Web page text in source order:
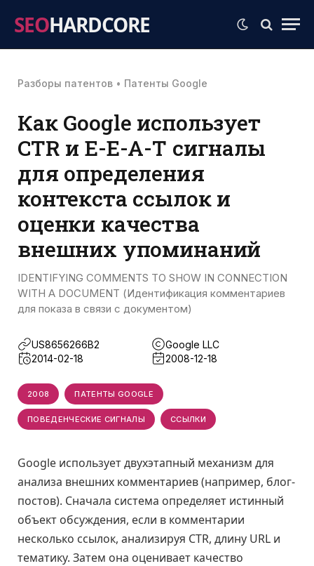
SEOHARDCORE
Разборы патентов • Патенты Google
Как Google использует
CTR и E-E-A-T сигналы
для определения
контекста ссылок и
оценки качества
внешних упоминаний
IDENTIFYING COMMENTS TO SHOW IN CONNECTION
WITH A DOCUMENT (Идентификация комментариев
для показа в связи с документом)
US8656266B2
Google LLC
2014-02-18
2008-12-18
2008 ПАТЕНТЫ GOOGLE
ПОВЕДЕНЧЕСКИЕ СИГНАЛЫ ССЫЛКИ
Google использует двухэтапный механизм для
анализа внешних комментариев (например, блог-
постов). Сначала система определяет истинный
объект обсуждения, если в комментарии
несколько ссылок, анализируя CTR, длину URL и
тематику. Затем она оценивает качество